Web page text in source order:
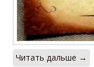
Читать дальше →